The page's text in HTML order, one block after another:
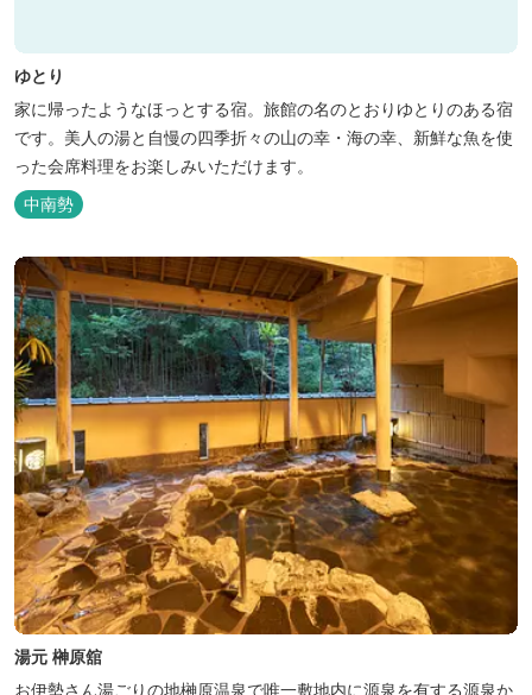
ゆとり
家に帰ったようなほっとする宿。旅館の名のとおりゆとりのある宿
です。美人の湯と自慢の四季折々の山の幸・海の幸、新鮮な魚を使
った会席料理をお楽しみいただけます。
中南勢
湯元 榊原舘
お伊勢さん湯ごりの地榊原温泉で唯一敷地内に源泉を有する源泉か